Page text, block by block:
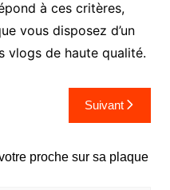
à ces critères,
vous disposez d’un
vlogs de haute qualité.
Suivant